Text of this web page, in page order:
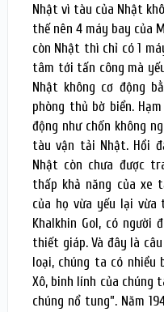
Nhật vì tàu của Nhật
thế nên 4 máy bay của
còn Nhật thì chỉ có 1
tâm tới tấn công mà
Nhật không cơ động
phòng thủ bờ biển.
động như chốn không
tàu vận tải Nhật. Hồi
Nhật còn chưa được
thấp khả năng của xe
của họ vừa yếu lại vừa
Khalkhin Gol, có người
thiết giáp. Và đây là
loại, chúng ta có nhiều
Xô, binh lính của chúng
chúng nổ tung”. Năm